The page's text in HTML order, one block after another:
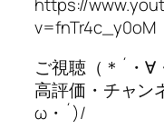
https://
v=fnTr4c_y0oM
ご視聴（＊´・∀
高評価・チャン
ω・´)/